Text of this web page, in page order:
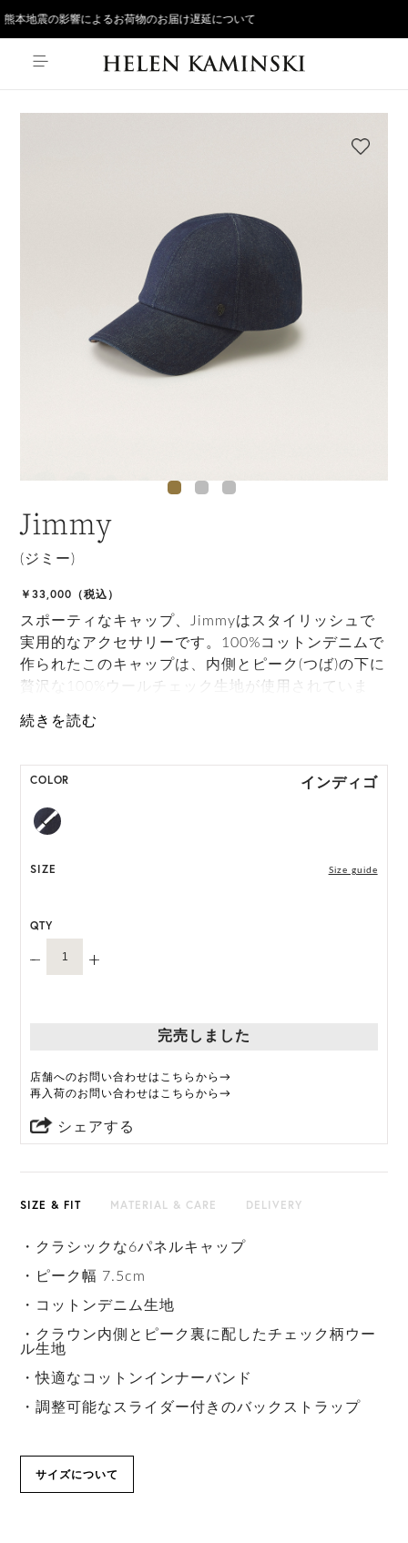
本地震の影響によるお荷物のお届け遅延について
Jimmy
(ジミー)
￥33,000（税込）
スポーティなキャップ、Jimmyはスタイリッシュで
実用的なアクセサリーです。100%コットンデニムで
作られたこのキャップは、内側とピーク(つば)の下に
贅沢な100%ウールチェック生地が使用されていま
ット感を備え、カジュアルな外出に最適です。
HAT BOX に収納できない商品です。
COLOR インディゴ
SIZE Size guide
QTY
完売しました
店舗へのお問い合わせはこちらから→
再入荷のお問い合わせはこちらから→
シェアする
SIZE & FIT MATERIAL & CARE DELIVERY
・クラシックな6パネルキャップ
・ピーク幅 7.5cm
・コットンデニム生地
・クラウン内側とピーク裏に配したチェック柄ウー
ル生地
・快適なコットンインナーバンド
・調整可能なスライダー付きのバックストラップ
サイズについて